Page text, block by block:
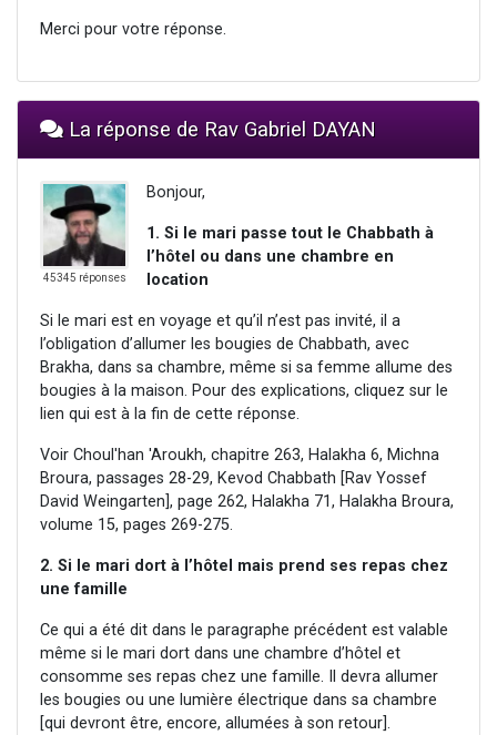
Merci pour votre réponse.
La réponse de Rav Gabriel DAYAN
45345 réponses
Bonjour,
1. Si le mari passe tout le Chabbath à
l’hôtel ou dans une chambre en
location
Si le mari est en voyage et qu’il n’est pas invité, il a
l’obligation d’allumer les bougies de Chabbath, avec
Brakha, dans sa chambre, même si sa femme allume des
bougies à la maison. Pour des explications, cliquez sur le
lien qui est à la fin de cette réponse.
Voir Choul'han 'Aroukh, chapitre 263, Halakha 6, Michna
Broura, passages 28-29, Kevod Chabbath [Rav Yossef
David Weingarten], page 262, Halakha 71, Halakha Broura,
volume 15, pages 269-275.
2. Si le mari dort à l’hôtel mais prend ses repas chez
une famille
Ce qui a été dit dans le paragraphe précédent est valable
même si le mari dort dans une chambre d’hôtel et
consomme ses repas chez une famille. Il devra allumer
les bougies ou une lumière électrique dans sa chambre
[qui devront être, encore, allumées à son retour].